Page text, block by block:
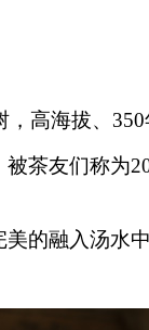
高海拔、
茶友们称为
的融入汤水中